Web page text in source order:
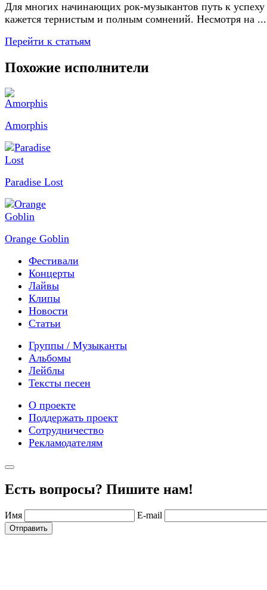
Для многих начинающих рок-музыкантов путь к успеху
кажется тернистым и полным сомнений. Несмотря на ...
Перейти к статьям
Похожие исполнители
Amorphis
Paradise Lost
Orange Goblin
Фестивали
Концерты
Лайвы
Клипы
Новости
Статьи
Группы / Музыканты
Альбомы
Лейблы
Тексты песен
О проекте
Поддержать проект
Сотрудничество
Рекламодателям
Есть вопросы? Пишите нам!
Имя E-mail